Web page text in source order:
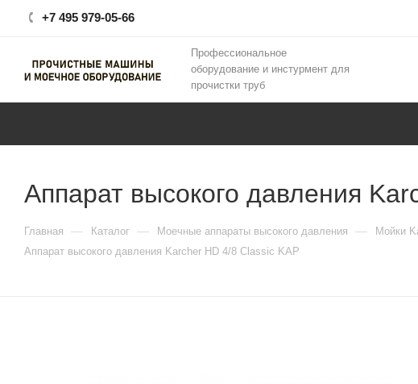
+7 495 979-05-66
Профессиональное
оборудование и инстурмент для
прочистки труб
Аппарат высокого давления
Главная — Каталог — Моечные аппараты высокого давления — Мойки
Аппарат высокого давления Karcher HD 4/8 Classic KAP